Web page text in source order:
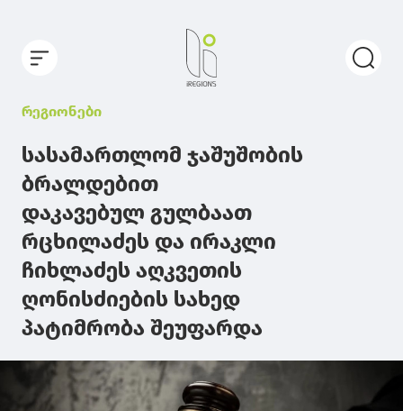
რეგიონები
სასამართლომ ჯაშუშობის
ბრალდებით
დაკავებულ გულბაათ
რცხილაძეს და ირაკლი
ჩიხლაძეს აღკვეთის
ღონისძიების სახედ
პატიმრობა შეუფარდა